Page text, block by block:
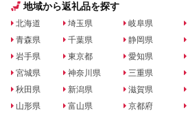
地域から返礼品を探す
北海道
青森県
岩手県
宮城県
秋田県
山形県
埼玉県
千葉県
東京都
神奈川県
新潟県
富山県
岐阜県
静岡県
愛知県
三重県
滋賀県
京都府